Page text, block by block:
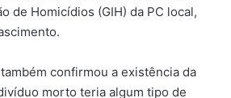
de Homicídios (GIH) da PC local,
confirmou a existência da
morto teria algum tipo de